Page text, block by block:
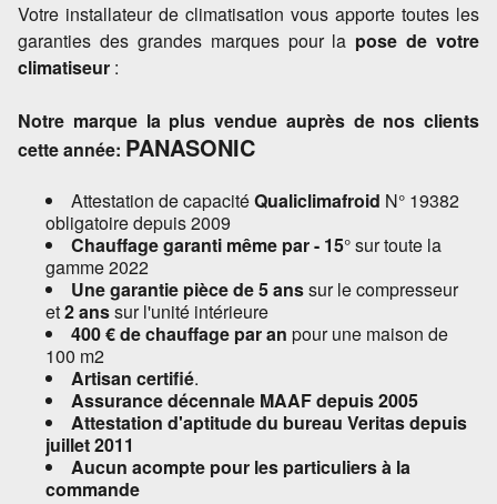
Votre installateur de climatisation vous apporte toutes les
garanties des grandes marques pour la pose de votre
climatiseur :
Notre marque la plus vendue auprès de nos clients
cette année: PANASONIC
Attestation de capacitéQualiclimafroid N° 19382
obligatoire depuis 2009
Chauffage garanti même par - 15° sur toute la
gamme 2022
Une garantie pièce de 5 anssur le compresseur
et2 anssur l'unité intérieure
400 € de chauffage par an pour une maison de
100 m2
Artisan certifié.
Assurance décennale MAAF depuis 2005
Attestation d'aptitude du bureau Veritas depuis
juillet 2011
Aucun acompte pour les particuliers à la
commande